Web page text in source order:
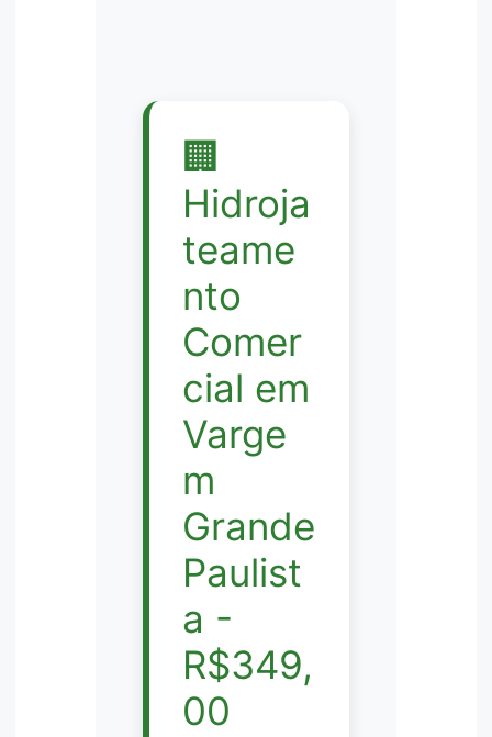
🏢
Hidroja
teame
nto
Comer
cial em
Varge
m
Grande
Paulist
a -
R$349,
00